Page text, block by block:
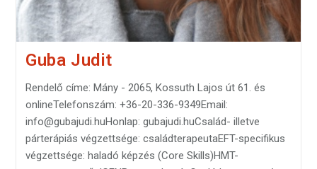
Guba Judit
Rendelő címe: Mány - 2065, Kossuth Lajos út 61. és
onlineTelefonszám: +36-20-336-9349Email:
info@gubajudi.huHonlap: gubajudi.huCsalád- illetve
párterápiás végzettsége: családterapeutaEFT-specifikus
végzettsége: haladó képzés (Core Skills)HMT-